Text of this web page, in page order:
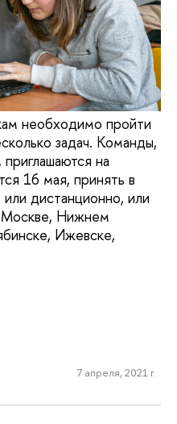
необходимо пройти
задач. Команды,
на
16 мая, принять в
дистанционно, или
Москве, Нижнем
Ижевске,
7 апреля, 2021 г.